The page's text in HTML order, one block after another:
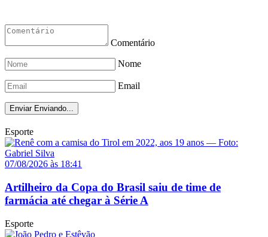
Comentário
Nome
Email
Enviar Enviando...
Esporte
07/08/2026 às 18:41
Artilheiro da Copa do Brasil saiu de time de
farmácia até chegar à Série A
Esporte